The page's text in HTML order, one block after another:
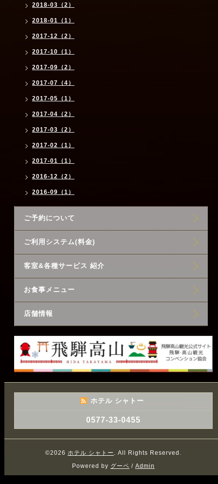
2018-03（2）
2018-01（1）
2017-12（2）
2017-10（1）
2017-09（2）
2017-07（4）
2017-05（1）
2017-04（2）
2017-03（2）
2017-02（1）
2017-01（1）
2016-12（2）
2016-09（1）
ご予約について
ご利用システム(料金)
客室&各種サービス 紹介
お食事メニュー
店舗情報
ホテル シャトー
0577-33-0455
©2026 ホテル シャトー . All Rights Reserved.
Powered by グーペ / Admin